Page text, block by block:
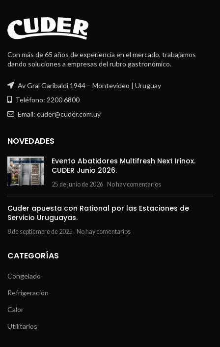
Con más de 65 años de experiencia en el mercado, trabajamos
dando soluciones a empresas del rubro gastronómico.
Av Gral Garibaldi 1944 – Montevideo | Uruguay
Teléfono: 2200 6800
Email: cuder@cuder.com.uy
NOVEDADES
Evento Abatidores Multifresh Next Irinox.
CUDER Junio 2026.
25 de junio de 2026 No hay comentarios
Cuder apuesta con Rational por las Estaciones de
Servicio Uruguayas.
8 de septiembre de 2025 No hay comentarios
CATEGORÍAS
Congelado
Refrigeración
Calor
Utilitarios